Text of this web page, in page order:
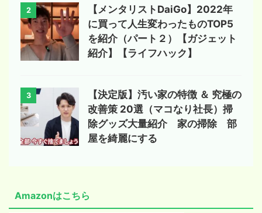
2
【メンタリストDaiGo】2022年
に買って人生変わったものTOP5
を紹介（パート２）【ガジェット
紹介】【ライフハック】
3
【決定版】汚い家の特徴 ＆ 究極の
改善策 20選（マコなり社長）掃
除グッズ大量紹介 家の掃除 部
屋を綺麗にする
Amazonはこちら